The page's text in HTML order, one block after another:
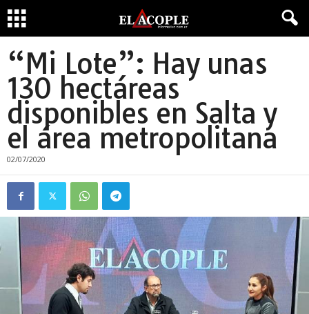
“Mi Lote”: Hay unas
130 hectáreas
disponibles en Salta y
el área metropolitana
02/07/2020